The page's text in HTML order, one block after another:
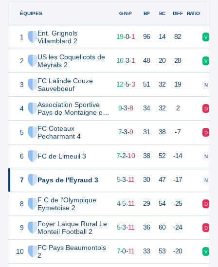
ÉQUIPES
1
Ent. Grignols
Villamblard 2
2
US les Coquelicots de
Meyrals 2
3
FC Lalinde Couze
Sauveboeuf
4
Association Sportive
Pays de Montaigne et
Gurçon 3
5
FC Coteaux
Pecharmant 4
6 FC de Limeuil 3
7 Pays de l'Eyraud 3
8
F C de l'Olympique
Eymetoise 2
9
Foyer Laïque Rural Le
Monteil Football 2
10
FC Pays Beaumontois
2
G-N-P BP BC DIFF RATIO
19-0-1 96 14 82 V
51 20 16-3-1 48 20 28 V
41 12-5-3 51 32 19 N
30 9-3-8 34 32 2 D
7-3-9 31 38 -7 D
22 7-2-10 38 52 -14 N
17 5-3-11 30 47 -17 N
17 4-5-11 29 54 -25 D
16 20 5-3-11 36 60 -24 D
16 20 7-0-11 33 53 -20 V